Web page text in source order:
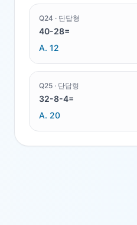
Q24 · 단답형
40-28=
A. 12
Q25 · 단답형
32-8-4=
A. 20